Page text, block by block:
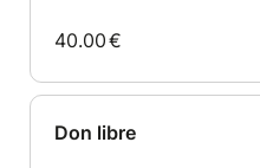
40.00€
Don libre